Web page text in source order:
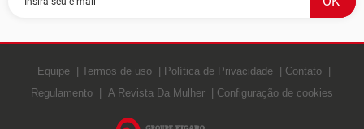
Equipe Termos de uso Política de Privacidade
Contato
Regulamento
A Revista Da Mulher Configuração de cookies